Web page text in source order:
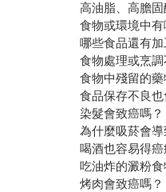
高油脂、高膽
食物或環境中
哪些食品還有
食物處理或烹調
食物中殘留的
食品保存不良
染髮會致癌嗎？
為什麼吸菸會
喝酒也容易得癌
吃油炸的澱粉食
烤肉會致癌嗎？